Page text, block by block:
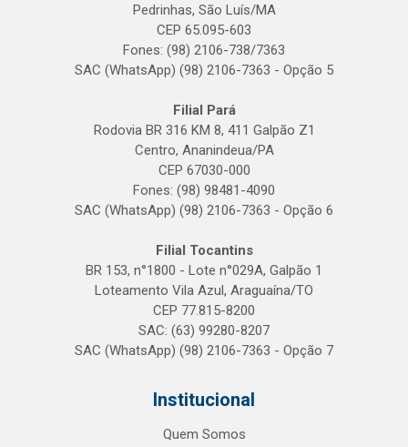
Pedrinhas, São Luís/MA
CEP 65.095-603
Fones: (98) 2106-738/7363
SAC (WhatsApp) (98) 2106-7363 - Opção 5
Filial Pará
Rodovia BR 316 KM 8, 411 Galpão Z1
Centro, Ananindeua/PA
CEP 67030-000
Fones: (98) 98481-4090
SAC (WhatsApp) (98) 2106-7363 - Opção 6
Filial Tocantins
BR 153, n°1800 - Lote n°029A, Galpão 1
Loteamento Vila Azul, Araguaína/TO
CEP 77.815-8200
SAC: (63) 99280-8207
SAC (WhatsApp) (98) 2106-7363 - Opção 7
Institucional
Quem Somos